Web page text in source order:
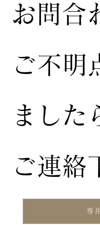
専
お問合
ご不明
ました
ご連絡